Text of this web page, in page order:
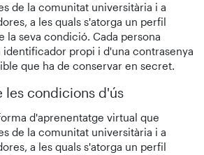
de la comunitat universitària i a
a les quals s'atorga un perfil
la seva condició. Cada persona
identificador propi i d'una contrasenya
que ha de conservar en secret.
les condicions d'ús
d'aprenentatge virtual que
de la comunitat universitària i a
a les quals s'atorga un perfil